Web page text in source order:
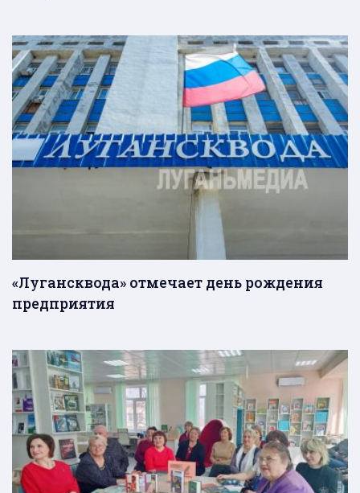
«Лугансквода» отмечает день рождения
предприятия